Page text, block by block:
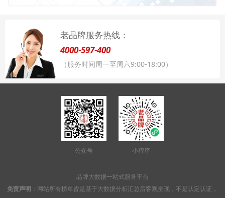
老品牌服务热线：
4000-597-400
（服务时间周一至周六9:00-18:00）
公众号 小程序
品牌大数据一站式服务平台
免责声明 ：网站所有榜单皆是基于大数据分析汇总后客观呈现，不是认定认证，